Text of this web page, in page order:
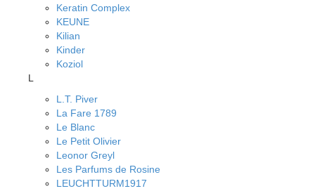
Keratin Complex
KEUNE
Kilian
Kinder
Koziol
L
L.T. Piver
La Fare 1789
Le Blanc
Le Petit Olivier
Leonor Greyl
Les Parfums de Rosine
LEUCHTTURM1917